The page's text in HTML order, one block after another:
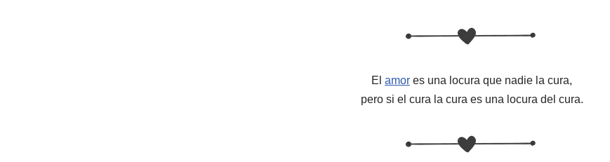
El amor es una locura que nadie la cura,
pero si el cura la cura es una locura del cura.